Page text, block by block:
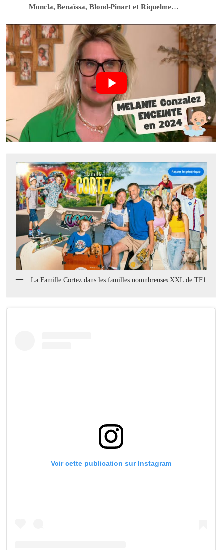
Moncla, Benaïssa, Blond-Pinart et Riquelme…
La Famille Cortez dans les familles nomnbreuses XXL de TF1
Voir cette publication sur Instagram